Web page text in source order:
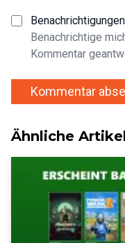
Benachrichtigungen
Benachrichtige
Kommentar
Kommentar
Ähnliche